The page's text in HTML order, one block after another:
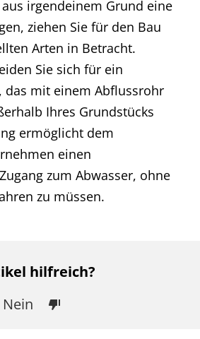
irgendeinem Grund eine
ziehen Sie für den Bau
Arten in Betracht.
Sie sich für ein
das mit einem Abflussrohr
Ihres Grundstücks
ermöglicht dem
einen
zum Abwasser, ohne
zu müssen.
hilfreich?
Nein